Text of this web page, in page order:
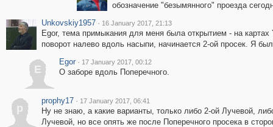
обозначение "безымянного" проезда
Unkovskiy1957 · 16 January 2017, 21:13
Egor, тема примыкания для меня была открытием - на картах
поворот налево вдоль насыпи, начинается 2-ой просек. Я
E
Egor · 17 January 2017, 00:12
О заборе вдоль Поперечного.
p
prophy17 · 17 January 2017, 06:41
Ну не знаю, а какие варианты, только либо 2-ой Лучевой,
Лучевой, но все опять же после Поперечного просека в